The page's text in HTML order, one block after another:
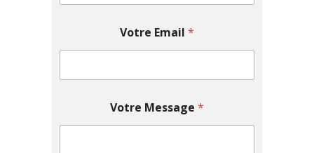
Votre Email *
Votre Message *